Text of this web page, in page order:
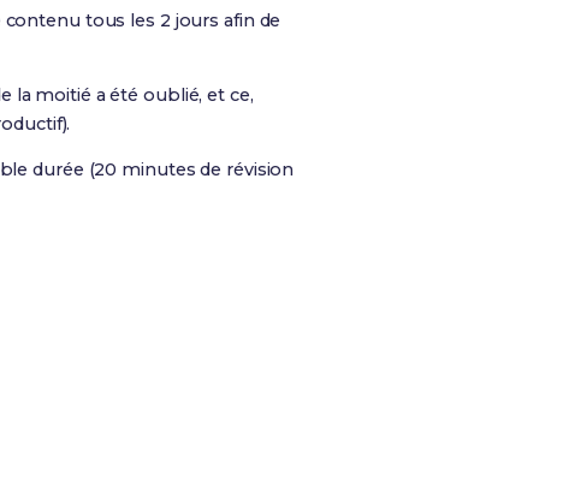
tous les 2 jours afin de
la moitié a été oublié, et ce,
durée (20 minutes de révision